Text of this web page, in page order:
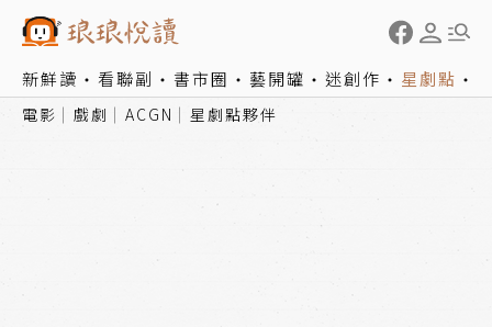
新鮮讀 看聯副 書市圈 藝開罐 迷創作 星劇點
電影 戲劇 ACGN 星劇點夥伴